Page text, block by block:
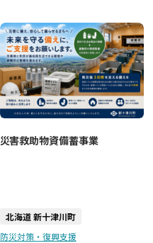
災害救助物資備蓄事業
北海道 新十津川町
防災対策・復興支援